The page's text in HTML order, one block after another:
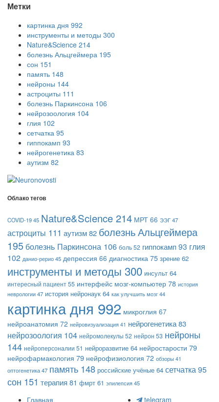
Метки
картинка дня 992
инструменты и методы 300
Nature&Science 214
болезнь Альцгеймера 195
сон 151
память 148
нейроны 144
астроциты 111
болезнь Паркинсона 106
нейрозоология 104
глия 102
сетчатка 95
гиппокамп 93
нейрогенетика 83
аутизм 82
Облако тегов
COVID-1945 Nature&Science 214 МРТ 66 ЭЭГ47
астроциты 111 аутизм82 болезнь Альцгеймера
195 болезнь Паркинсона 106 боль52 гиппокамп 93 глия
102 данио-рерио45 депрессия 66 диагностика 75 зрение 62
инструменты и методы 300 инсульт 64
интересный пациент55 интерфейс мозг-компьютер78 история
неврологии47 история нейронаук 64 как улучшить мозг44
картинка дня 992 микроглия 67
нейроанатомия 72 нейровизуализация 41 нейрогенетика83
нейрозоология 104 нейромолекулы 52 нейрон 53 нейроны
144 нейроперсоналии 51 нейроразвитие 64 нейростарости 79
нейрофармакология 79 нейрофизиология 72 обзоры 41
оптогенетика47 память 148 российские учёные 64 сетчатка 95
сон 151 терапия 81 фмрт 61 эпилепсия45
Главная telegram